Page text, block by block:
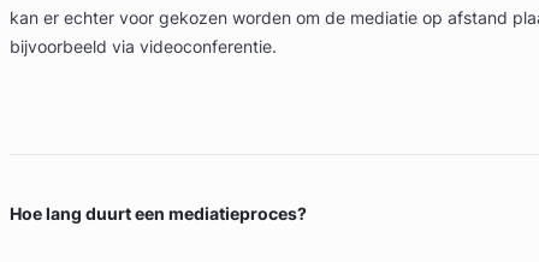
kan er echter voor gekozen worden om de mediatie op afstand
bijvoorbeeld via videoconferentie.
Hoe lang duurt een mediatieproces?